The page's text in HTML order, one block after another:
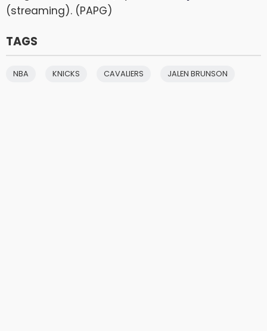
(streaming). (PAPG)
TAGS
NBA KNICKS CAVALIERS JALEN BRUNSON